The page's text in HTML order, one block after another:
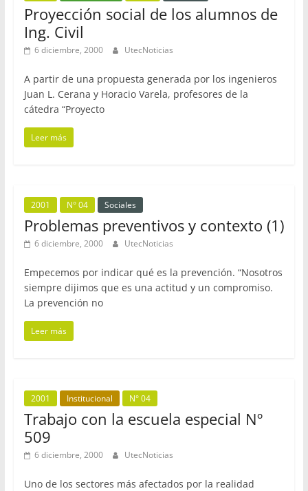
Proyección social de los alumnos de
Ing. Civil
6 diciembre, 2000 UtecNoticias
A partir de una propuesta generada por los ingenieros
Juan L. Cerana y Horacio Varela, profesores de la
cátedra “Proyecto
Leer más
2001 N° 04 Sociales
Problemas preventivos y contexto (1)
6 diciembre, 2000 UtecNoticias
Empecemos por indicar qué es la prevención. “Nosotros
siempre dijimos que es una actitud y un compromiso.
La prevención no
Leer más
2001 Institucional N° 04
Trabajo con la escuela especial Nº
509
6 diciembre, 2000 UtecNoticias
Uno de los sectores más afectados por la realidad